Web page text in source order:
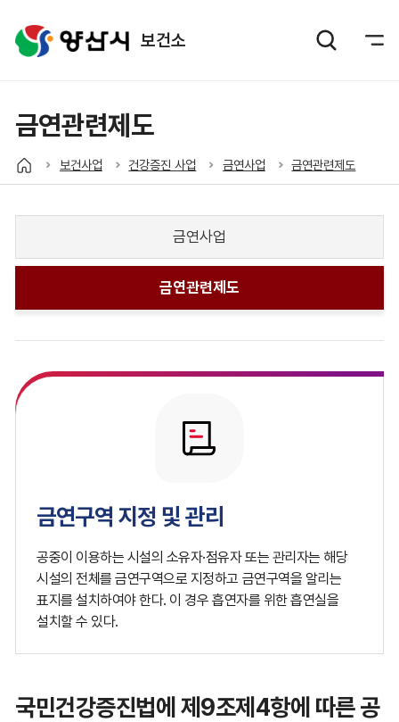
보건소
금연관련제도
보건사업 건강증진 사업 금연사업 금연관련제도
금연사업
금연관련제도
금연구역 지정 및 관리
공중이 이용하는 시설의 소유자·점유자 또는 관리자는 해당
시설의 전체를 금연구역으로 지정하고 금연구역을 알리는
표지를 설치하여야 한다. 이 경우 흡연자를 위한 흡연실을
설치할 수 있다.
국민건강증진법에 제9조제4항에 따른 공